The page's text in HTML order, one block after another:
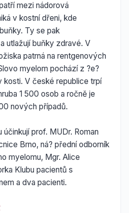
mezi nádorová
v kostní dřeni, kde
Ty se pak
utlažují buňky zdravé. V
patrná na rentgenových
myelom pochází z ?e?
kosti. V české republice trpí
1 500 osob a ročně je
nových případů.
prof. MUDr. Roman
Brno, ná? přední odborník
myelomu, Mgr. Alice
Klubu pacientů s
a dva pacienti.